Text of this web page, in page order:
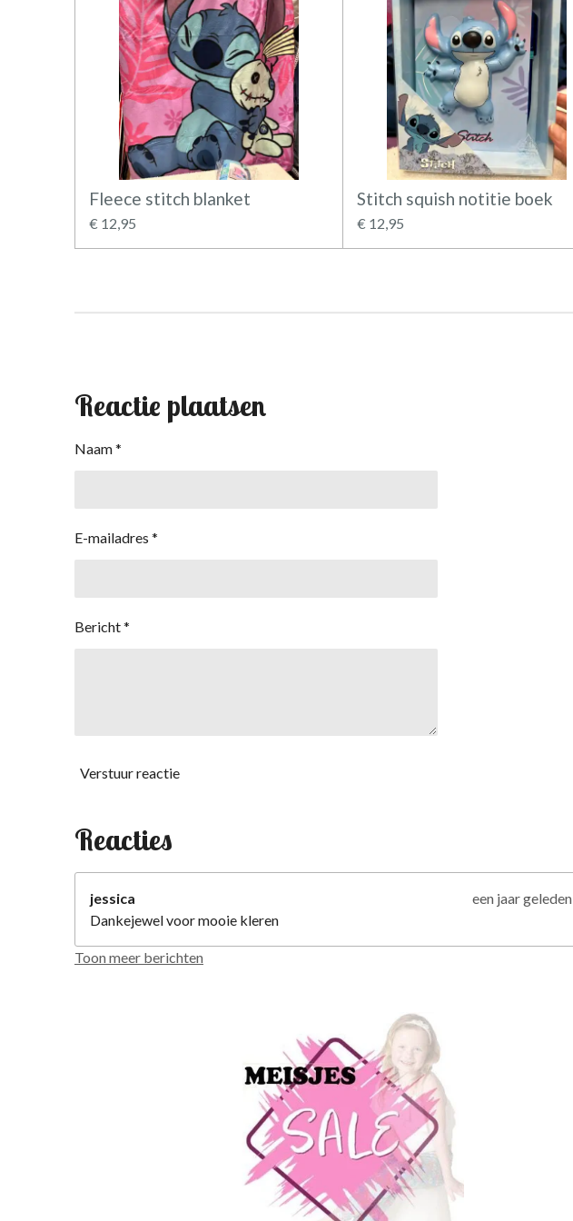
Fleece stitch blanket
€ 12,95
Stitch squish notitie boek
€ 12,95
Reactie plaatsen
Naam *
E-mailadres *
Bericht *
Verstuur reactie
Reacties
jessica
een jaar geleden
Dankejewel voor mooie kleren
Toon meer berichten